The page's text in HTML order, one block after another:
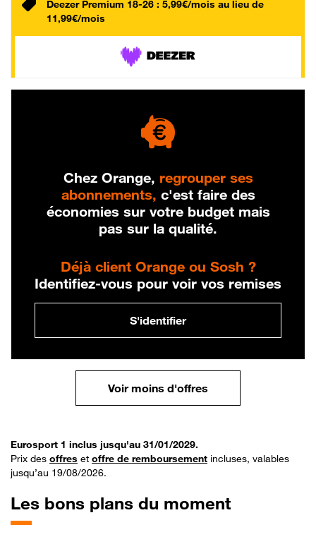
Deezer Premium 18-26 : 5,99€/mois au lieu de
11,99€/mois
Chez Orange, regrouper ses
abonnements, c'est faire des
économies sur votre budget mais
pas sur la qualité.
Déjà client Orange ou Sosh ?
Identifiez-vous pour voir vos remises
S'identifier
Voir moins d'offres
Eurosport 1 inclus jusqu'au 31/01/2029.
Prix des offres et offre de remboursement incluses, valables
jusqu’au 19/08/2026.
Les bons plans du moment